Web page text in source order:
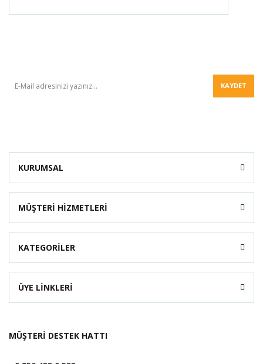
KAYDET
KURUMSAL
MÜŞTERİ HİZMETLERİ
KATEGORİLER
ÜYE LİNKLERİ
MÜŞTERİ DESTEK HATTI